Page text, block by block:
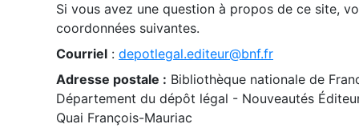
Si vous avez une question à propos de ce site,
coordonnées suivantes.
Courriel : depotlegal.editeur@bnf.fr
Adresse postale : Bibliothèque nationale de
Département du dépôt légal - Nouveautés
Quai François-Mauriac